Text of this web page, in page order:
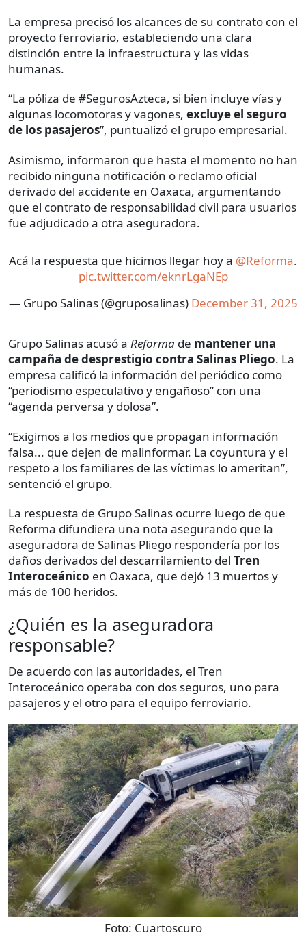
La empresa precisó los alcances de su contrato con el
proyecto ferroviario, estableciendo una clara
distinción entre la infraestructura y las vidas
humanas.
“La póliza de #SegurosAzteca, si bien incluye vías y
algunas locomotoras y vagones, excluye el seguro
de los pasajeros”, puntualizó el grupo empresarial.
Asimismo, informaron que hasta el momento no han
recibido ninguna notificación o reclamo oficial
derivado del accidente en Oaxaca, argumentando
que el contrato de responsabilidad civil para usuarios
fue adjudicado a otra aseguradora.
Acá la respuesta que hicimos llegar hoy a @Reforma.
pic.twitter.com/eknrLgaNEp
— Grupo Salinas (@gruposalinas) December 31, 2025
Grupo Salinas acusó a Reforma de mantener una
campaña de desprestigio contra Salinas Pliego. La
empresa calificó la información del periódico como
“periodismo especulativo y engañoso” con una
“agenda perversa y dolosa”.
“Exigimos a los medios que propagan información
falsa... que dejen de malinformar. La coyuntura y el
respeto a los familiares de las víctimas lo ameritan”,
sentenció el grupo.
La respuesta de Grupo Salinas ocurre luego de que
Reforma difundiera una nota asegurando que la
aseguradora de Salinas Pliego respondería por los
daños derivados del descarrilamiento del Tren
Interoceánico en Oaxaca, que dejó 13 muertos y
más de 100 heridos.
¿Quién es la aseguradora
responsable?
De acuerdo con las autoridades, el Tren
Interoceánico operaba con dos seguros, uno para
pasajeros y el otro para el equipo ferroviario.
Foto: Cuartoscuro